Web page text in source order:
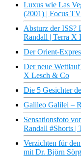
Luxus wie Las
(2001) | Focus
Absturz der ISS?
Randall | Terra X
Der Orient-
Der neue
X Lesch & Co
Die 5 Gesichter
Galileo Galilei –
Sensationsfoto
Randall #Shorts |
Verzichten für
mit Dr. Björn